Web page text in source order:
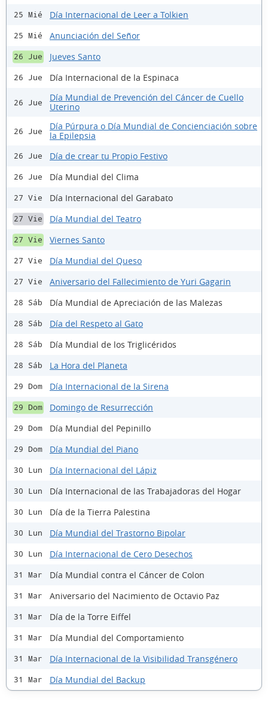
25 Mié Día Internacional de Leer a Tolkien
25 Mié Anunciación del Señor
26 Jue Jueves Santo
26 Jue Día Internacional de la Espinaca
26 Jue
Día Mundial de Prevención del Cáncer de Cuello
Uterino
26 Jue
Día Púrpura o Día Mundial de Concienciación sobre
la Epilepsia
26 Jue Día de crear tu Propio Festivo
26 Jue Día Mundial del Clima
27 Vie Día Internacional del Garabato
27 Vie Día Mundial del Teatro
27 Vie Viernes Santo
27 Vie Día Mundial del Queso
27 Vie Aniversario del Fallecimiento de Yuri Gagarin
28 Sáb Día Mundial de Apreciación de las Malezas
28 Sáb Día del Respeto al Gato
28 Sáb Día Mundial de los Triglicéridos
28 Sáb La Hora del Planeta
29 Dom Día Internacional de la Sirena
29 Dom Domingo de Resurrección
29 Dom Día Mundial del Pepinillo
29 Dom Día Mundial del Piano
30 Lun Día Internacional del Lápiz
30 Lun Día Internacional de las Trabajadoras del Hogar
30 Lun Día de la Tierra Palestina
30 Lun Día Mundial del Trastorno Bipolar
30 Lun Día Internacional de Cero Desechos
31 Mar Día Mundial contra el Cáncer de Colon
31 Mar Aniversario del Nacimiento de Octavio Paz
31 Mar Día de la Torre Eiffel
31 Mar Día Mundial del Comportamiento
31 Mar Día Internacional de la Visibilidad Transgénero
31 Mar Día Mundial del Backup